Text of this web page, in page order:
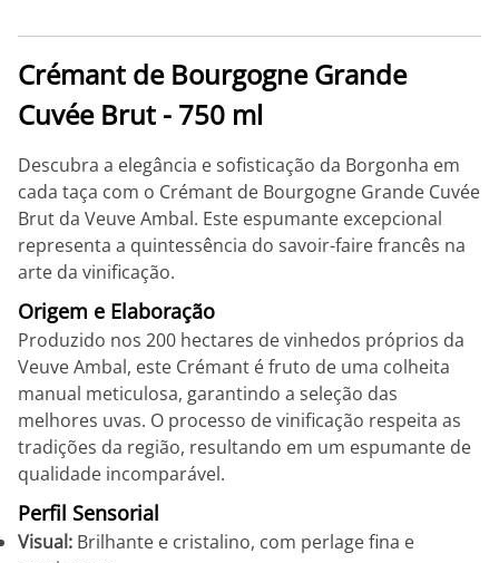
Crémant de Bourgogne Grande
Cuvée Brut - 750 ml
Descubra a elegância e sofisticação da Borgonha em
cada taça com o Crémant de Bourgogne Grande Cuvée
Brut da Veuve Ambal. Este espumante excepcional
representa a quintessência do savoir-faire francês na
arte da vinificação.
Origem e Elaboração
Produzido nos 200 hectares de vinhedos próprios da
Veuve Ambal, este Crémant é fruto de uma colheita
manual meticulosa, garantindo a seleção das
melhores uvas. O processo de vinificação respeita as
tradições da região, resultando em um espumante de
qualidade incomparável.
Perfil Sensorial
Visual: Brilhante e cristalino, com perlage fina e